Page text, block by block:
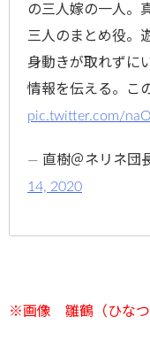
の三人嫁の一人。
三人のまとめ役。
身動きが取れずに
情報を伝える。こ
pic.twitter.com/
— 直樹＠ネリネ団
14, 2020
※画像 雛鶴（ひなつ